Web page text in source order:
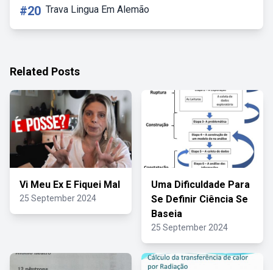
#20 Trava Lingua Em Alemão
Related Posts
Vi Meu Ex E Fiquei Mal
25 September 2024
Uma Dificuldade Para
Se Definir Ciência Se
Baseia
25 September 2024